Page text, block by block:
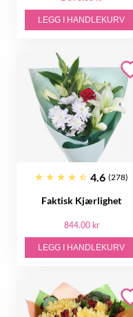
LEGG I HANDLEKURV
4.6 (278)
Faktisk Kjærlighet
844.00 kr
LEGG I HANDLEKURV